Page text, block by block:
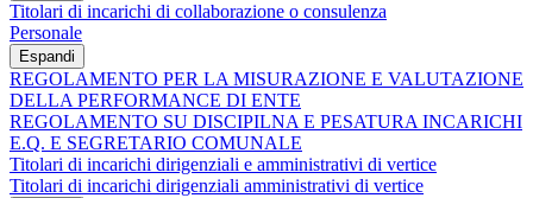
Titolari di incarichi di collaborazione o consulenza
Personale
Espandi
REGOLAMENTO PER LA MISURAZIONE E VALUTAZIONE
DELLA PERFORMANCE DI ENTE
REGOLAMENTO SU DISCIPILNA E PESATURA INCARICHI
E.Q. E SEGRETARIO COMUNALE
Titolari di incarichi dirigenziali e amministrativi di vertice
Titolari di incarichi dirigenziali amministrativi di vertice